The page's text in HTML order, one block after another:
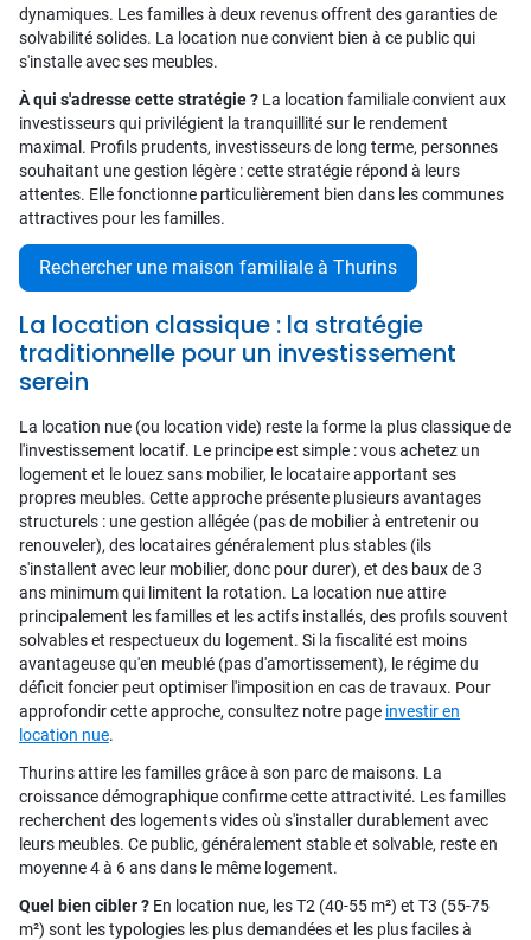
dynamiques. Les familles à deux revenus offrent des garanties de
solvabilité solides. La location nue convient bien à ce public qui
s'installe avec ses meubles.
À qui s'adresse cette stratégie ? La location familiale convient aux
investisseurs qui privilégient la tranquillité sur le rendement
maximal. Profils prudents, investisseurs de long terme, personnes
souhaitant une gestion légère : cette stratégie répond à leurs
attentes. Elle fonctionne particulièrement bien dans les communes
attractives pour les familles.
Rechercher une maison familiale à Thurins
La location classique : la stratégie
traditionnelle pour un investissement
serein
La location nue (ou location vide) reste la forme la plus classique de
l'investissement locatif. Le principe est simple : vous achetez un
logement et le louez sans mobilier, le locataire apportant ses
propres meubles. Cette approche présente plusieurs avantages
structurels : une gestion allégée (pas de mobilier à entretenir ou
renouveler), des locataires généralement plus stables (ils
s'installent avec leur mobilier, donc pour durer), et des baux de 3
ans minimum qui limitent la rotation. La location nue attire
principalement les familles et les actifs installés, des profils souvent
solvables et respectueux du logement. Si la fiscalité est moins
avantageuse qu'en meublé (pas d'amortissement), le régime du
déficit foncier peut optimiser l'imposition en cas de travaux. Pour
approfondir cette approche, consultez notre page investir en
location nue.
Thurins attire les familles grâce à son parc de maisons. La
croissance démographique confirme cette attractivité. Les familles
recherchent des logements vides où s'installer durablement avec
leurs meubles. Ce public, généralement stable et solvable, reste en
moyenne 4 à 6 ans dans le même logement.
Quel bien cibler ? En location nue, les T2 (40-55 m²) et T3 (55-75
m²) sont les typologies les plus demandées et les plus faciles à